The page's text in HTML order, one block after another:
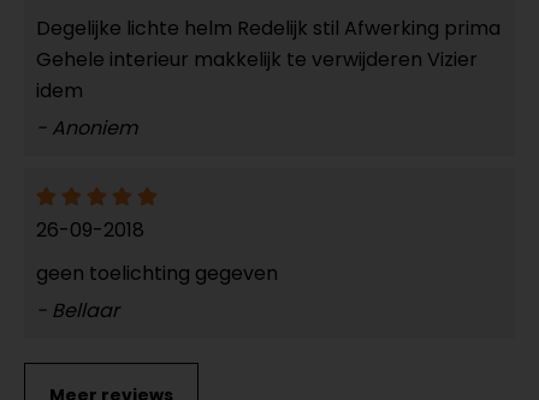
Degelijke lichte helm Redelijk stil Afwerking prima
Gehele interieur makkelijk te verwijderen Vizier
idem
- Anoniem
26-09-2018
geen toelichting gegeven
- Bellaar